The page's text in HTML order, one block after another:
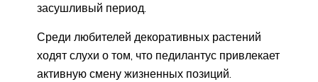
засушливый период.
Среди любителей декоративных растений
ходят слухи о том, что педилантус привлекает
активную смену жизненных позиций.